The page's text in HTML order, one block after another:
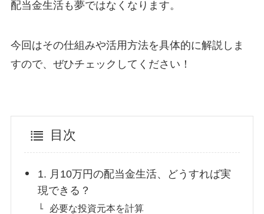
配当金生活も夢ではなくなります。
今回はその仕組みや活用方法を具体的に解説しま
すので、ぜひチェックしてください！
目次
1. 月10万円の配当金生活、どうすれば実
現できる？
必要な投資元本を計算